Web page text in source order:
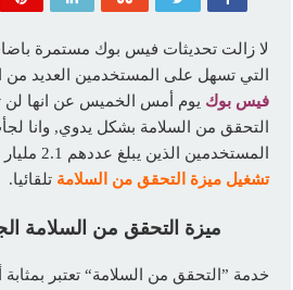
لا زالت تحديثات فيس بوك مستمرة
التي تسهل على المستخدمين العديد من
فيس بوك يوم أمس الخميس عن انها لن
التحقق من السلامة بشكل يدوي, وانا
المستخدمين الذين يبلغ عددهم 2.1 مليار زائر يوميا , للمساعدة في
تشغيل ميزة التحقق من السلامة تلقائيا.
ميزة التحقق من السلامة
خدمة ”التحقق من السلامة“ تعتبر بمثابة